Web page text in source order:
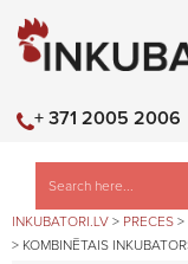
+ 371 2005 2006
INKUBATORI.LV > PRECES >
> KOMBINĒTAIS